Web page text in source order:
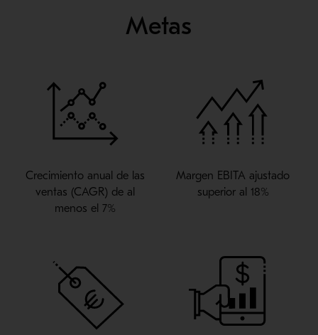
Metas
Crecimiento anual de las
ventas (CAGR) de al
menos el 7%
Margen EBITA ajustado
superior al 18%